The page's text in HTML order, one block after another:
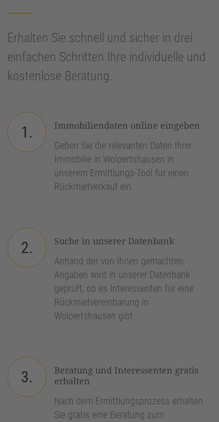
Erhalten Sie schnell und sicher in drei
einfachen Schritten Ihre individuelle und
kostenlose Beratung.
1.
Immobiliendaten online eingeben
Geben Sie die relevanten Daten Ihrer
Immobilie in Wolpertshausen in
unserem Ermittlungs-Tool für einen
Rückmietverkauf ein.
2.
Suche in unserer Datenbank
Anhand der von Ihnen gemachten
Angaben wird in unserer Datenbank
geprüft, ob es Interessenten für eine
Rückmietvereinbarung in
Wolpertshausen gibt.
3.
Beratung und Interessenten gratis
erhalten
Nach dem Ermittlungsprozess erhalten
Sie gratis eine Beratung zum